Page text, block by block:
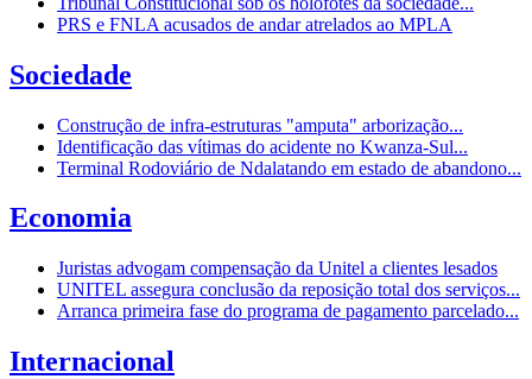
PRS e FNLA acusados de andar atrelados ao MPLA
Sociedade
Construção de infra-estruturas "amputa" arborização...
Identificação das vítimas do acidente no Kwanza-Sul...
Terminal Rodoviário de Ndalatando em estado de abandono...
Economia
Juristas advogam compensação da Unitel a clientes lesados
UNITEL assegura conclusão da reposição total dos serviços...
Arranca primeira fase do programa de pagamento parcelado...
Internacional